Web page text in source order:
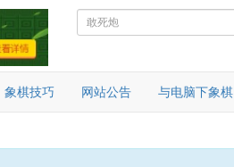
象棋技巧 网站公告 与电脑下象棋